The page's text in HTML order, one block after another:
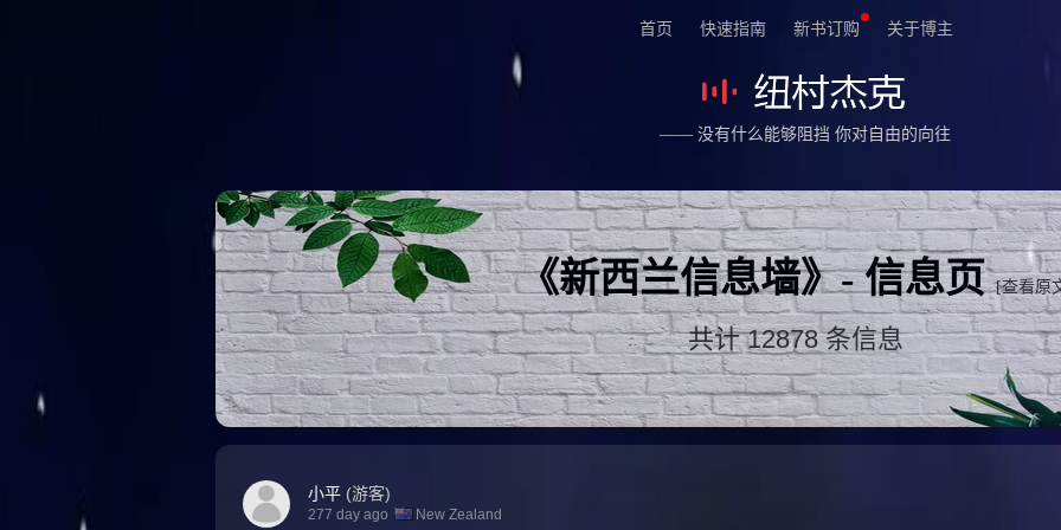
首页 快速指南 新书订购 关于博主
—— 没有什么能够阻挡 你对自由的向往
《新西兰信息墙》- 信息页[查看原
共计 12878 条信息
小平 (游客)
277 day ago New Zealand